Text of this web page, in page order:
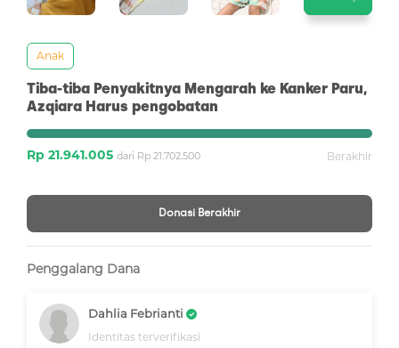
Anak
Tiba-tiba Penyakitnya Mengarah ke Kanker Paru,
Azqiara Harus pengobatan
Rp 21.941.005 dari Rp 21.702.500 Berakhir
Donasi Berakhir
Penggalang Dana
Dahlia Febrianti
Identitas terverifikasi